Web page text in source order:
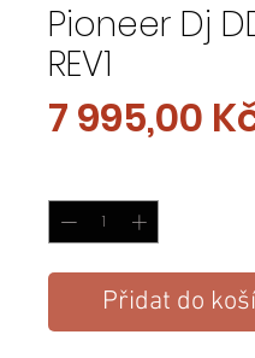
Pioneer Dj
REV1
7 995,00
Přidat do